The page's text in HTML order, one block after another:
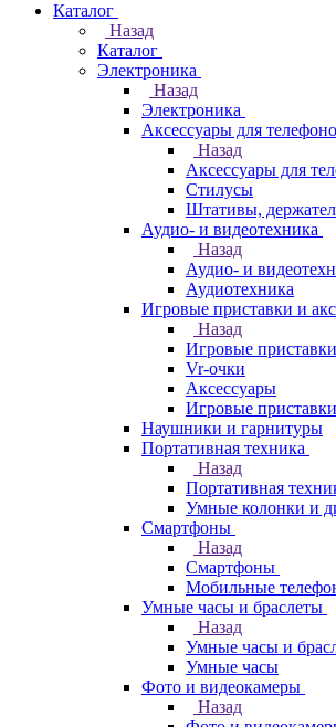
Каталог
Назад
Каталог
Электроника
Назад
Электроника
Аксессуары для
Назад
Аксессуары для
Стилусы
Штативы,
Аудио- и видеотехника
Назад
Аудио- и
Аудиотехника
Игровые приставки и
Назад
Игровые
Vr-очки
Аксессуары
Игровые приставки
Наушники и гарнитуры
Портативная техника
Назад
Портативная
Умные колонки и
Смартфоны
Назад
Смартфоны
Мобильные
Умные часы и браслеты
Назад
Умные часы и
Умные часы
Фото и видеокамеры
Назад